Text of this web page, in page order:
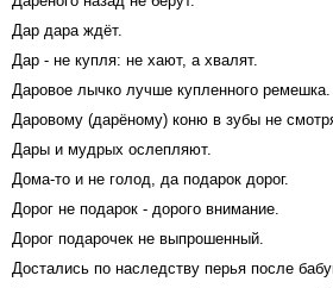
Дар дара ждёт.
Дар - не купля: не хают, а хвалят.
Даровое лычко лучше купленного ремешка.
Даровому (дарёному) коню в зубы не
Дары и мудрых ослепляют.
Дома-то и не голод, да подарок дорог.
Дорог не подарок - дорого внимание.
Дорог подарочек не выпрошенный.
Достались по наследству перья после